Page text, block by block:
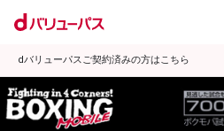
dバリューパスご契約済みの方はこちら